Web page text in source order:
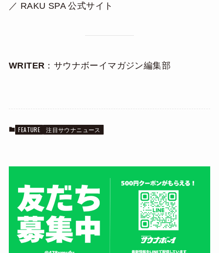
／ RAKU SPA 公式サイト
WRITER ：サウナボーイマガジン編集部
FEATURE 注目サウナニュース